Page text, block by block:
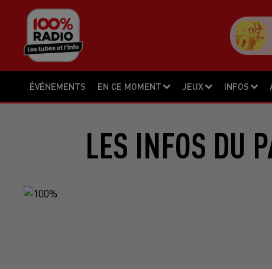
ÉVÉNEMENTS EN CE MOMENT JEUX INFOS
LES INFOS DU